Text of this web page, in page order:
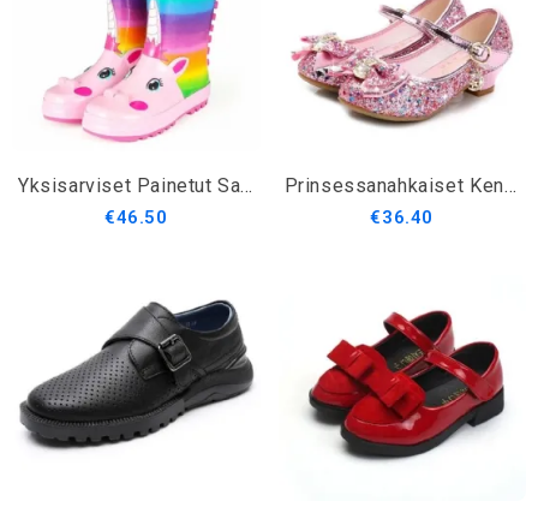
Yksisarviset Painetut Sadesaappaat Lapsille
€46.50
Prinsessanahkaiset Kengät Tytöille
€36.40